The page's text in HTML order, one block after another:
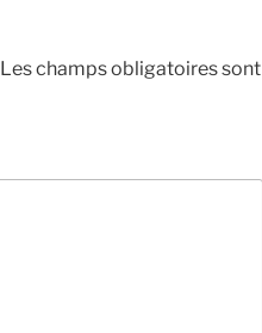
Les champs obligatoires sont